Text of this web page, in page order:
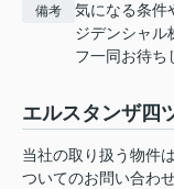
備考
気になる条件
ジデンシャル
フ一同お待ち
エルスタンザ四
当社の取り扱う物件
ついてのお問い合わ